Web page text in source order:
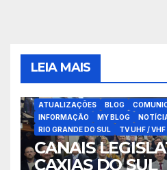
LEIA MAIS
ATUALIZAÇÕES BLOG
INFORMAÇÃO
MY BLOG
RIO GRANDE DO SUL
TV UHF / VHF
CANAIS
CAXIAS DO SUL